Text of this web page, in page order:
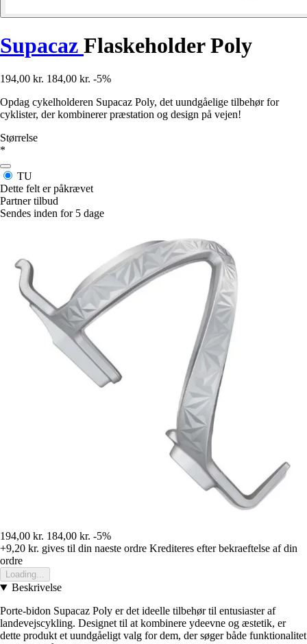
Supacaz Flaskeholder Poly
194,00 kr. 184,00 kr. -5%
Opdag cykelholderen Supacaz Poly, det uundgåelige tilbehør for
cyklister, der kombinerer præstation og design på vejen!
Størrelse
*
TU
Dette felt er påkrævet
Partner tilbud
Sendes inden for 5 dage
194,00 kr. 184,00 kr. -5%
+9,20 kr. gives til din naeste ordre Krediteres efter bekraeftelse af din
ordre
Loading...
Beskrivelse
Porte-bidon Supacaz Poly er det ideelle tilbehør til entusiaster af
landevejscykling. Designet til at kombinere ydeevne og æstetik, er
dette produkt et uundgåeligt valg for dem, der søger både funktionalitet